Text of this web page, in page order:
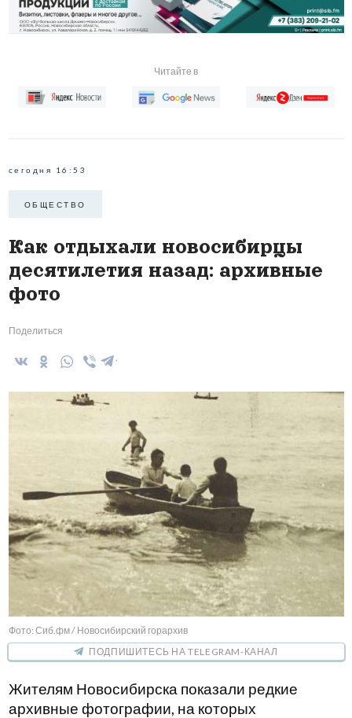
Читайте в
сегодня 16:53
ОБЩЕСТВО
Как отдыхали новосибирцы
десятилетия назад: архивные
фото
Поделиться
Фото: Сиб.фм / Новосибирский горархив
ПОДПИШИТЕСЬ НА TELEGRAM-КАНАЛ
Жителям Новосибирска показали редкие
архивные фотографии, на которых